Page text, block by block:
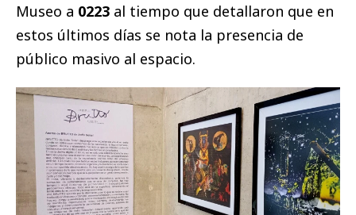
Museo a 0223 al tiempo que detallaron que en
estos últimos días se nota la presencia de
público masivo al espacio.